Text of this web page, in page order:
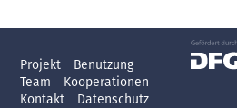
Projekt
Benutzung
Team
Kooperationen
Kontakt
Datenschutz